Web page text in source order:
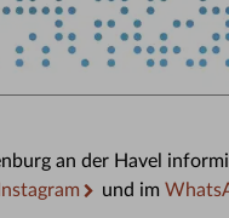
an der Havel
Instagram und im